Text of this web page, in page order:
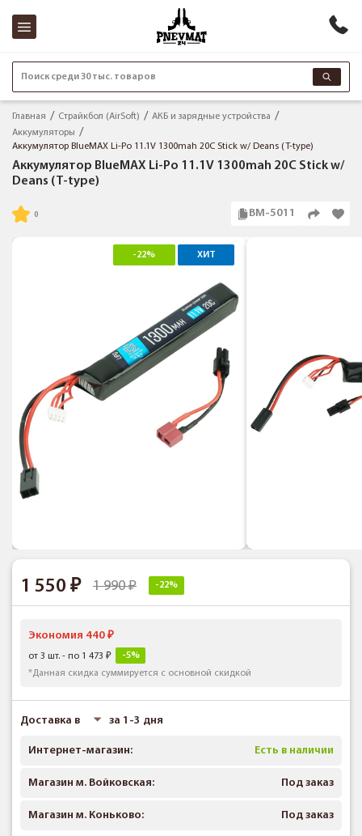
Поиск среди 30 тыс. товаров
Главная Страйкбол (AirSoft)
АКБ и зарядные устройства
Аккумуляторы
Аккумулятор BlueMAX Li-Po 11.1V 1300mah 20C Stick w/ Deans (T-type)
Аккумулятор BlueMAX Li-Po 11.1V 1300mah 20C Stick w/
Deans (T-type)
BM-5011
-22% ХИТ
1 550 1 990 -22%
Экономия 440
от 3 шт. - по 1 473
-5%
*Данная скидка суммируется с основной скидкой
Доставка в за 1-3 дня
Интернет-магазин: Есть в наличии
Магазин м. Войковская: Под заказ
Магазин м. Коньково: Под заказ